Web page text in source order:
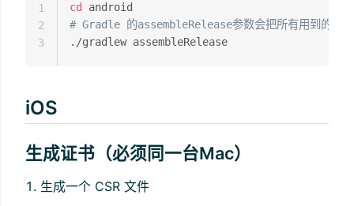
cd
# Gradle 的assembleRelease参数会把所有用到的
1
2
3
iOS
生成证书（必须同一台Mac）
生成一个 CSR 文件